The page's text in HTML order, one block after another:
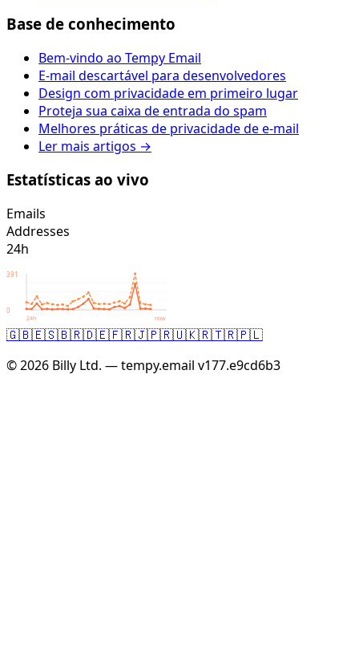
Base de conhecimento
Bem-vindo ao Tempy Email
E-mail descartável para desenvolvedores
Design com privacidade em primeiro lugar
Proteja sua caixa de entrada do spam
Melhores práticas de privacidade de e-mail
Ler mais artigos →
Estatísticas ao vivo
Emails
Addresses
24h
391
0
24h now
🇬🇧🇪🇸🇧🇷🇩🇪🇫🇷🇯🇵🇷🇺🇰🇷🇹🇷🇵🇱
© 2026 Billy Ltd. — tempy.email v177.e9cd6b3